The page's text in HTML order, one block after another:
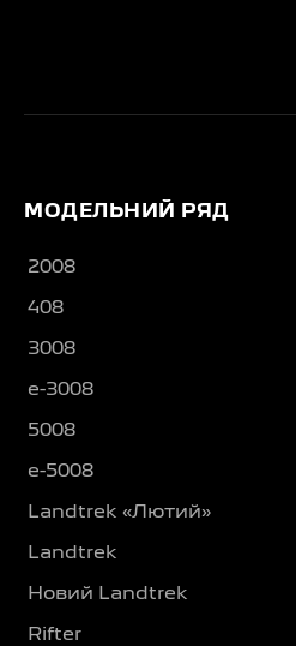
МОДЕЛЬНИЙ РЯД
2008
408
3008
e-3008
5008
e-5008
Landtrek «Лютий»
Landtrek
Новий Landtrek
Rifter